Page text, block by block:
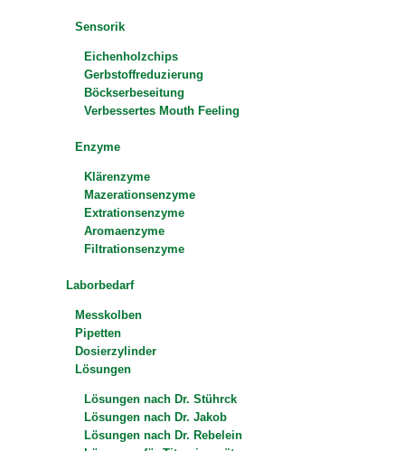
Sensorik
Eichenholzchips
Gerbstoffreduzierung
Böckserbeseitung
Verbessertes Mouth Feeling
Enzyme
Klärenzyme
Mazerationsenzyme
Extrationsenzyme
Aromaenzyme
Filtrationsenzyme
Laborbedarf
Messkolben
Pipetten
Dosierzylinder
Lösungen
Lösungen nach Dr. Stührck
Lösungen nach Dr. Jakob
Lösungen nach Dr. Rebelein